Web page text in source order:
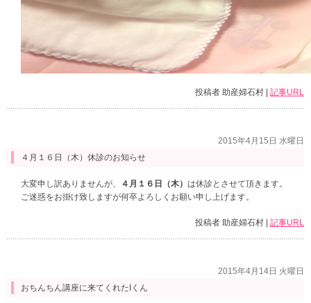
投稿者 助産婦石村 | 記事URL
2015年4月15日 水曜日
４月１６日（木）休診のお知らせ
大変申し訳ありませんが、 ４月１６日（木） は休診とさせて頂きます。
ご迷惑をお掛け致しますが何卒よろしくお願い申し上げます。
投稿者 助産婦石村 | 記事URL
2015年4月14日 火曜日
おちんちん講座に来てくれたIくん